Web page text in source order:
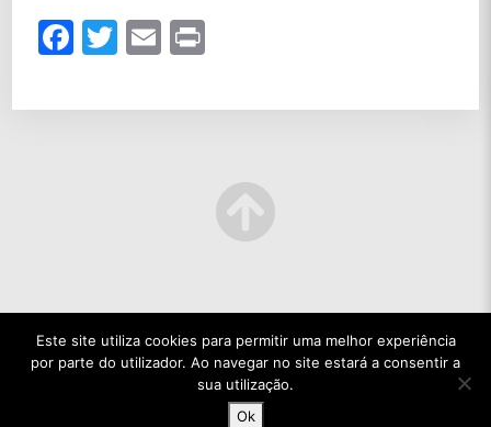
Facebook
Twitter
Email
© 2022 TODOS OS DIREITOS RESERVADOS.
Este site utiliza cookies para permitir uma melhor experiência
por parte do utilizador. Ao navegar no site estará a consentir a
sua utilização.
Ok